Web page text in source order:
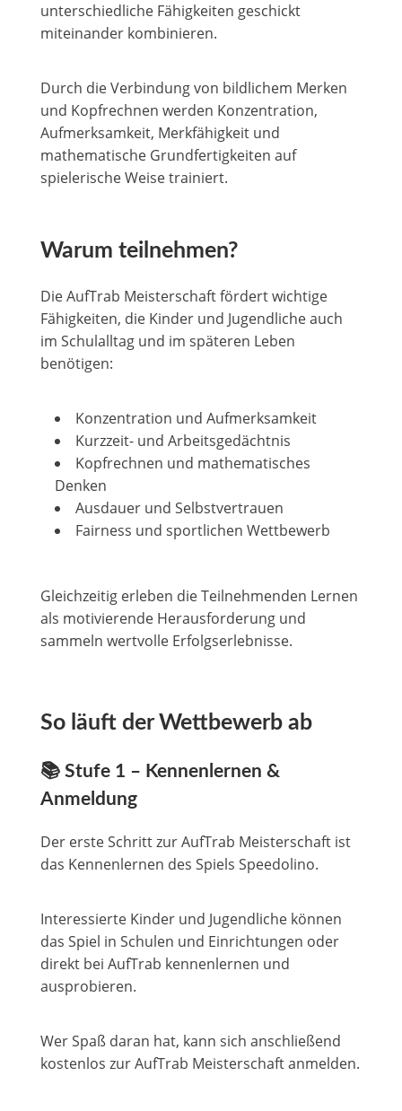
unterschiedliche Fähigkeiten geschickt
miteinander kombinieren.
Durch die Verbindung von bildlichem Merken
und Kopfrechnen werden Konzentration,
Aufmerksamkeit, Merkfähigkeit und
mathematische Grundfertigkeiten auf
spielerische Weise trainiert.
Warum teilnehmen?
Die AufTrab Meisterschaft fördert wichtige
Fähigkeiten, die Kinder und Jugendliche auch
im Schulalltag und im späteren Leben
benötigen:
Konzentration und Aufmerksamkeit
Kurzzeit- und Arbeitsgedächtnis
Kopfrechnen und mathematisches
Denken
Ausdauer und Selbstvertrauen
Fairness und sportlichen Wettbewerb
Gleichzeitig erleben die Teilnehmenden Lernen
als motivierende Herausforderung und
sammeln wertvolle Erfolgserlebnisse.
So läuft der Wettbewerb ab
📚 Stufe 1 – Kennenlernen &
Anmeldung
Der erste Schritt zur AufTrab Meisterschaft ist
das Kennenlernen des Spiels Speedolino.
Interessierte Kinder und Jugendliche können
das Spiel in Schulen und Einrichtungen oder
direkt bei AufTrab kennenlernen und
ausprobieren.
Wer Spaß daran hat, kann sich anschließend
kostenlos zur AufTrab Meisterschaft anmelden.